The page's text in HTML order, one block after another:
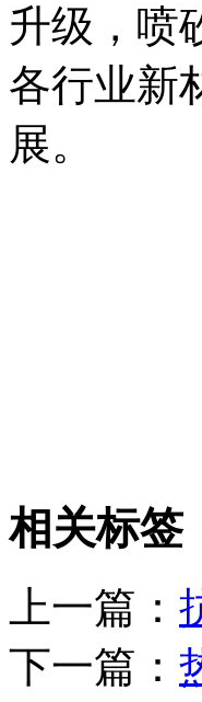
升级，喷
各行业新
展。
相关标签
上一篇：
下一篇：